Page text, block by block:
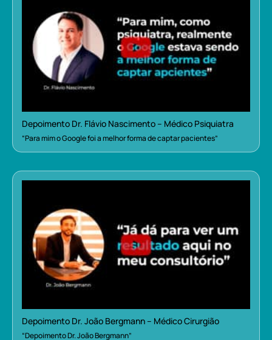
Depoimento Dr. Flávio Nascimento – Médico Psiquiatra
“Para mim o Google foi a melhor forma de captar pacientes”
Depoimento Dr. João Bergmann – Médico Cirurgião
“Depoimento Dr. João Bergmann”